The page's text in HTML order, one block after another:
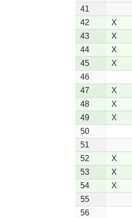
41
42
X
43
X
44
X
45
X
46
47
X
48
X
49
X
50
51
52
X
53
X
54
X
55
56